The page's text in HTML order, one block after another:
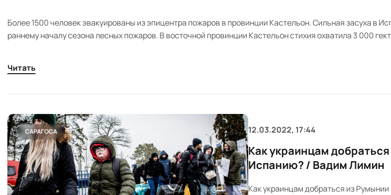
Более 1500 человек эвакуированы из эпицентра пожаров в провинции Кастельон. Сильная засуха в
раннему началу сезона лесных пожаров. В восточной провинции Кастельон стихия охватила 3 000
Читать
САРАГОСА 12.03.2022, 17:44
Как украинцам
Испанию? / Вадим Лимин
Как украинцам добраться из